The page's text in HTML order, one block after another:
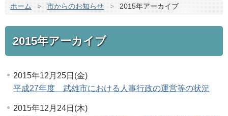
ホーム > 市からのお知らせ > 2015年アーカイブ
2015年アーカイブ
2015年12月25日(金)
平成27年度 武雄市における人事行政の運営等の状況
2015年12月24日(木)